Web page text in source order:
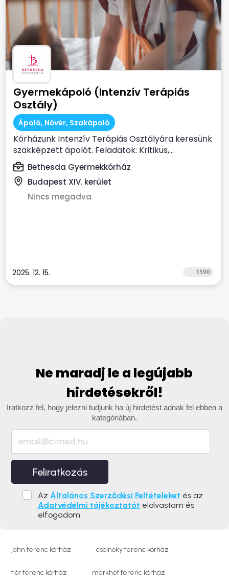
Gyermekápoló (Intenzív Terápiás
Osztály)
Ápoló, Nővér, Szakápoló
Kórházunk Intenzív Terápiás Osztályára keresünk
szakképzett ápolót. Feladatok: Kritikus,...
Bethesda Gyermekkórház
Budapest XIV. kerület
Nincs megadva
2025. 12. 15. 1590
Ne maradj le a legújabb
hirdetésekről!
Iratkozz fel, hogy jelezni tudjunk ha új hirdetést adnak fel ebben a
kategóriában.
Feliratkozás
Az Általános Szerződési Feltételeket és az
Adatvédelmi tájékoztatót elolvastam és
elfogadom.
jahn ferenc kórház csolnoky ferenc kórház
flór ferenc kórház markhot ferenc kórház